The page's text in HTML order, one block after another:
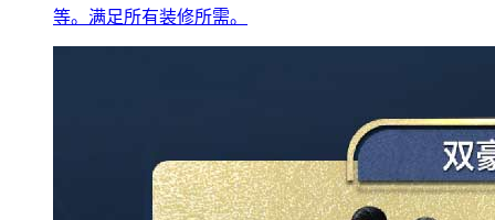
等。满足所有装修所需。